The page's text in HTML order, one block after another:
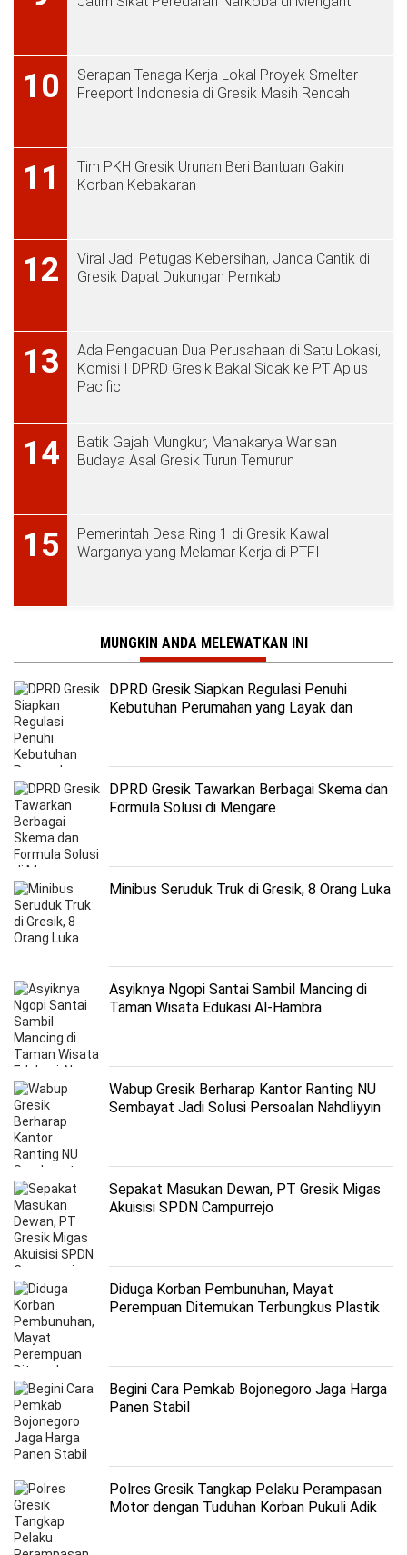
10
Serapan Tenaga Kerja Lokal Proyek Smelter
Freeport Indonesia di Gresik Masih Rendah
11
Tim PKH Gresik Urunan Beri Bantuan Gakin
Korban Kebakaran
12
Viral Jadi Petugas Kebersihan, Janda Cantik di
Gresik Dapat Dukungan Pemkab
13
Ada Pengaduan Dua Perusahaan di Satu Lokasi,
Komisi I DPRD Gresik Bakal Sidak ke PT Aplus
Pacific
14
Batik Gajah Mungkur, Mahakarya Warisan
Budaya Asal Gresik Turun Temurun
15
Pemerintah Desa Ring 1 di Gresik Kawal
Warganya yang Melamar Kerja di PTFI
MUNGKIN ANDA MELEWATKAN INI
DPRD Gresik Siapkan Regulasi Penuhi
Kebutuhan Perumahan yang Layak dan
DPRD Gresik Tawarkan Berbagai Skema dan
Formula Solusi di Mengare
Minibus Seruduk Truk di Gresik, 8 Orang Luka
Asyiknya Ngopi Santai Sambil Mancing di
Taman Wisata Edukasi Al-Hambra
Wabup Gresik Berharap Kantor Ranting NU
Sembayat Jadi Solusi Persoalan Nahdliyyin
Sepakat Masukan Dewan, PT Gresik Migas
Akuisisi SPDN Campurrejo
Diduga Korban Pembunuhan, Mayat
Perempuan Ditemukan Terbungkus Plastik
Begini Cara Pemkab Bojonegoro Jaga Harga
Panen Stabil
Polres Gresik Tangkap Pelaku Perampasan
Motor dengan Tuduhan Korban Pukuli Adik